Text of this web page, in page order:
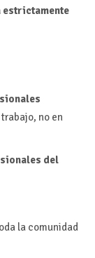
estrictamente
no en
del
la comunidad